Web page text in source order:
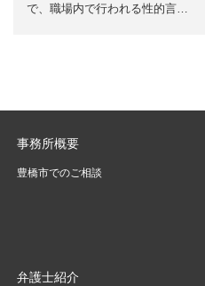
で、職場内で行われる性的言…
事務所概要
豊橋市でのご相談
弁護士紹介